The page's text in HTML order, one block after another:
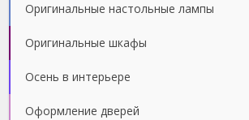
Оригинальные настольные лампы
Оригинальные шкафы
Осень в интерьере
Оформление дверей